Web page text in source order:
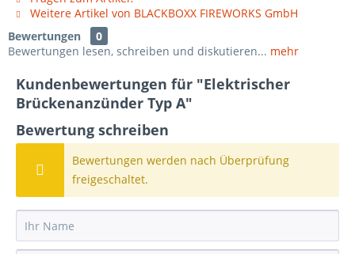
Weitere Artikel von BLACKBOXX FIREWORKS GmbH
Bewertungen
0
Bewertungen lesen, schreiben und diskutieren... mehr
Kundenbewertungen für "Elektrischer
Brückenanzünder Typ A"
Bewertung schreiben
Bewertungen werden nach Überprüfung
freigeschaltet.